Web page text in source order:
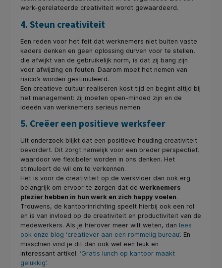
werk-gerelateerde creativiteit wordt gewaardeerd.
4. Steun creativiteit
Een reden voor het feit dat werknemers niet buiten vaste
kaders denken en geen oplossing durven voor te stellen,
die afwijkt van de gebruikelijk norm, is dat zij bang zijn
voor afwijzing en fouten. Daarom moet het nemen van
risico’s worden gestimuleerd.
Een creatieve cultuur realiseren kost tijd en begint altijd bij
het management: zij moeten open-minded zijn en de
ideeën van werknemers serieus nemen.
5. Creëer een positieve werksfeer
Uit onderzoek blijkt dat een positieve houding creativiteit
bevordert. Dit zorgt namelijk voor een breder perspectief,
waardoor we flexibeler worden in ons denken. Het
stimuleert de wil om te verkennen.
Het is voor de creativiteit op de werkvloer dan ook erg
belangrijk om ervoor te zorgen dat de werknemers
plezier hebben in hun werk en zich happy voelen.
Trouwens, de kantoorinrichting speelt hierbij ook een rol
en is van invloed op de creativiteit en productiviteit van de
medewerkers. Als je hierover meer wilt weten, dan lees
ook onze blog ‘creatiever aan een rommelig bureau’. En
misschien vind je dit dan ook wel een leuk en
interessant artikel: ‘Gratis lunch op kantoor maakt
gelukkig’.